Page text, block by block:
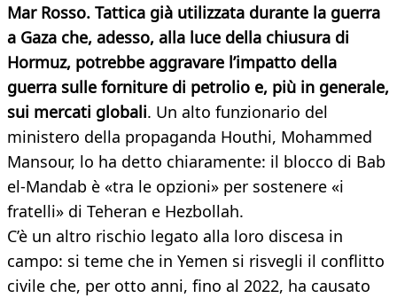
Mar Rosso. Tattica già utilizzata durante la guerra
a Gaza che, adesso, alla luce della chiusura di
Hormuz, potrebbe aggravare l’impatto della
guerra sulle forniture di petrolio e, più in generale,
sui mercati globali. Un alto funzionario del
ministero della propaganda Houthi, Mohammed
Mansour, lo ha detto chiaramente: il blocco di Bab
el-Mandab è «tra le opzioni» per sostenere «i
fratelli» di Teheran e Hezbollah.
C’è un altro rischio legato alla loro discesa in
campo: si teme che in Yemen si risvegli il conflitto
civile che, per otto anni, fino al 2022, ha causato